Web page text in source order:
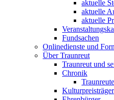
aktuelle
aktuelle
aktuelle
Fundsachen
Onlinedienste und
Über Traunreut
Traunreut und
Chronik
Kulturpreisträger